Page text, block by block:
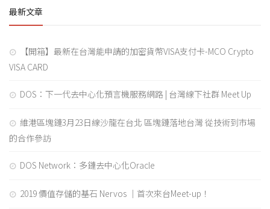
最新文章
【開箱】最新在台灣能申請的加密貨幣VISA支付卡-MCO Crypto
VISA CARD
DOS：下一代去中心化預言機服務網路 | 台灣線下社群 Meet Up
維港區塊鏈3月23日線沙龍在台北 區塊鏈落地台灣 從技術到市場
的合作參訪
DOS Network：多鏈去中心化Oracle
2019 價值存儲的基石 Nervos ｜首次來台Meet-up！